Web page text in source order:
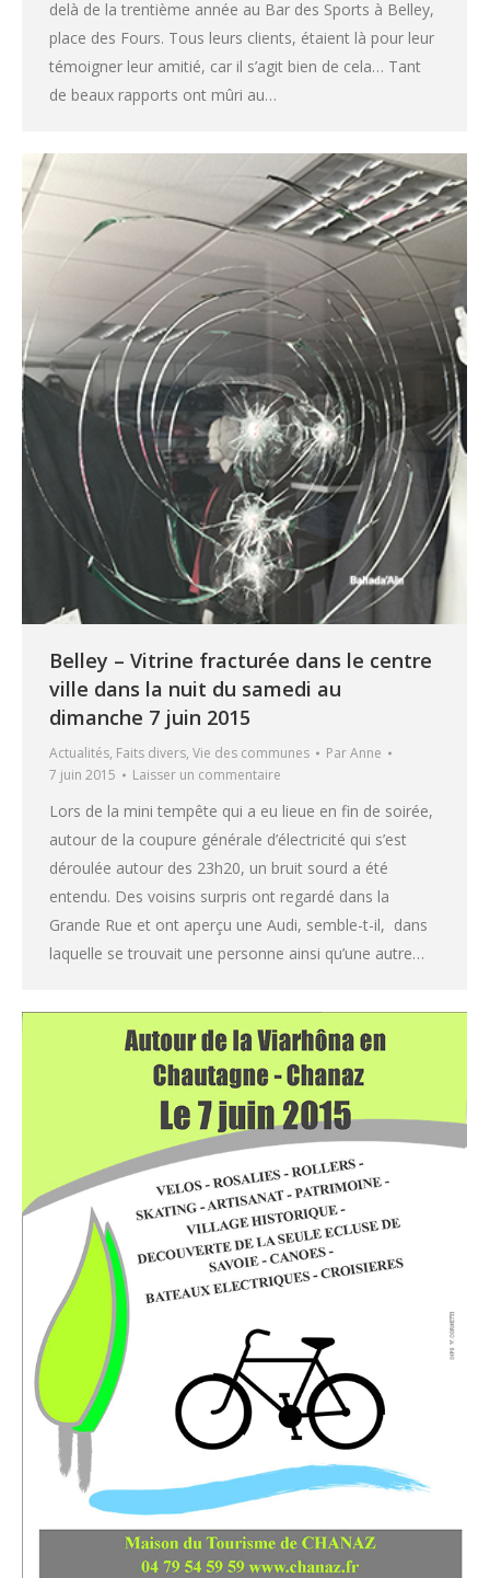
delà de la trentième année au Bar des Sports à Belley,
place des Fours. Tous leurs clients, étaient là pour leur
témoigner leur amitié, car il s’agit bien de cela… Tant
de beaux rapports ont mûri au…
Belley – Vitrine fracturée dans le centre
ville dans la nuit du samedi au
dimanche 7 juin 2015
Actualités, Faits divers, Vie des communes ParAnne
7 juin 2015
Laisser un commentaire
Lors de la mini tempête qui a eu lieue en fin de soirée,
autour de la coupure générale d’électricité qui s’est
déroulée autour des 23h20, un bruit sourd a été
entendu. Des voisins surpris ont regardé dans la
Grande Rue et ont aperçu une Audi, semble-t-il, dans
laquelle se trouvait une personne ainsi qu’une autre…